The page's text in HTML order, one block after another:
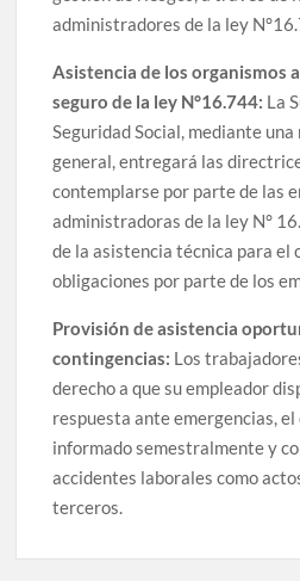
administradores de la ley
Asistencia de los organismos
seguro de la ley N°16.744: La
Seguridad Social, mediante
general, entregará las
contemplarse por parte de las
administradoras de la ley N°
de la asistencia técnica para el
obligaciones por parte de los
Provisión de asistencia
contingencias: Los
derecho a que su empleador
respuesta ante emergencias,
informado semestralmente y
accidentes laborales como
terceros.